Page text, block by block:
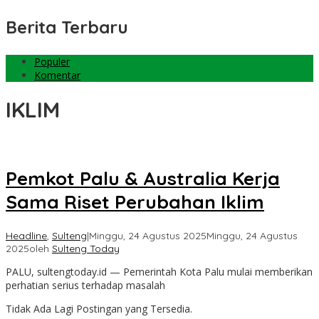
Berita Terbaru
Populer
Komentar
IKLIM
Pemkot Palu & Australia Kerja
Sama Riset Perubahan Iklim
Headline, Sulteng|Minggu, 24 Agustus 2025Minggu, 24 Agustus
2025oleh Sulteng Today
PALU, sultengtoday.id — Pemerintah Kota Palu mulai memberikan
perhatian serius terhadap masalah
Tidak Ada Lagi Postingan yang Tersedia.